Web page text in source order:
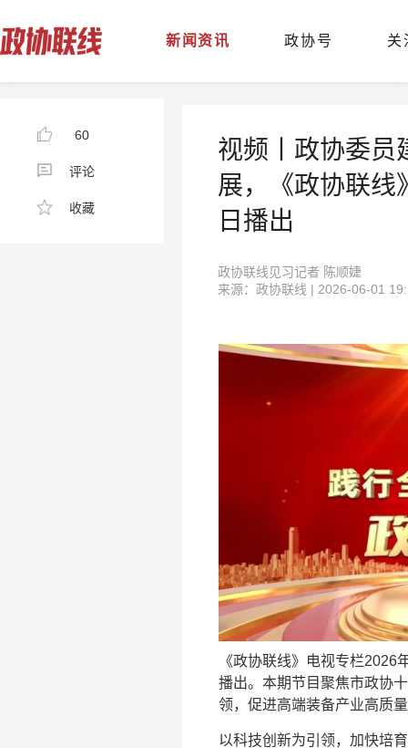
新闻资讯 政协号 关
60
评论
收藏
视频丨政协委员
展，《政协联线
日播出
政协联线见习记者 陈顺婕
来源：政协联线 | 2026-06-01
《政协联线》电视专栏
播出。本期节目聚焦市政协
领，促进高端装备产业高质
以科技创新为引领，加快培